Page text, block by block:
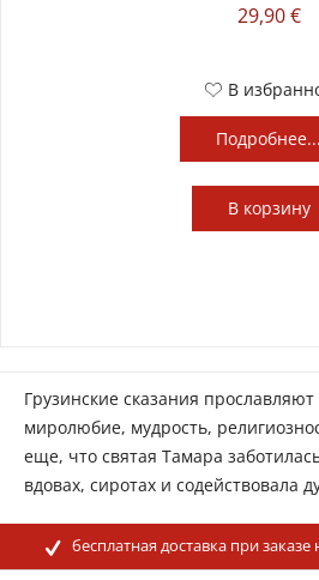
29,90 €
В
Подробнее...
В корзину
Грузинские сказания прославляют
миролюбие, мудрость,
еще, что святая Тамара
вдовах, сиротах и содействовала
бесплатная доставка при